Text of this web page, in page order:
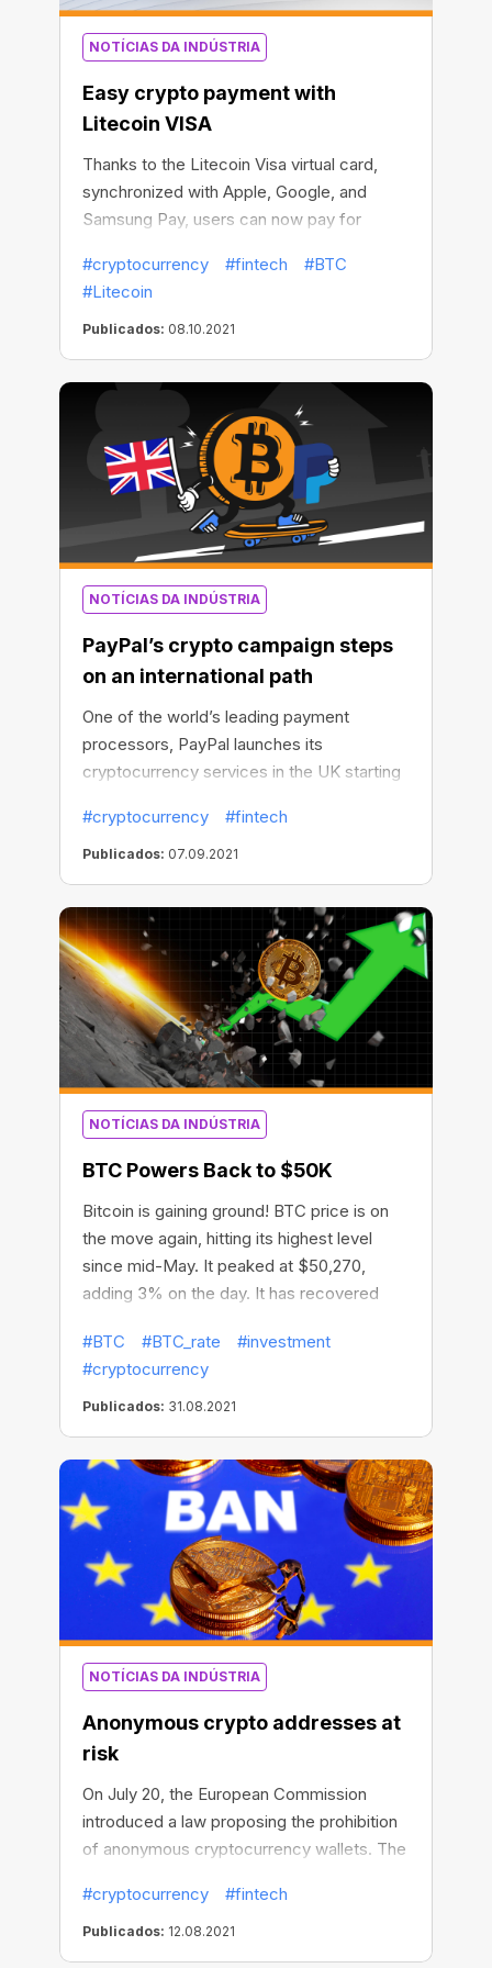
NOTÍCIAS DA INDÚSTRIA
Easy crypto payment with
Litecoin VISA
Thanks to the Litecoin Visa virtual card,
synchronized with Apple, Google, and
Samsung Pay, users can now pay for
Litecoin and other popular cryptos in a
matter of minutes.
#cryptocurrency #fintech
#BTC
#Litecoin
Publicados: 08.10.2021
NOTÍCIAS DA INDÚSTRIA
PayPal’s crypto campaign steps
on an international path
One of the world’s leading payment
processors, PayPal launches its
cryptocurrency services in the UK starting
#cryptocurrency
#fintech
Publicados: 07.09.2021
NOTÍCIAS DA INDÚSTRIA
BTC Powers Back to $50K
Bitcoin is gaining ground! BTC price is on
the move again, hitting its highest level
since mid-May. It peaked at $50,270,
adding 3% on the day. It has recovered
asset’s overall market valuation is currently
at $942 billion. This could be a sign that the
“capitulation period has ended and the
Metrics wrote in a Tuesday newsletter.
#BTC #BTC_rate
#investment
#cryptocurrency
Publicados: 31.08.2021
NOTÍCIAS DA INDÚSTRIA
Anonymous crypto addresses at
risk
On July 20, the European Commission
introduced a law proposing the prohibition
of anonymous cryptocurrency wallets. The
involved in cryptocurrency transfers to
track the personal data of senders and
recipients of digital assets, including a full
#cryptocurrency #fintech
Publicados: 12.08.2021